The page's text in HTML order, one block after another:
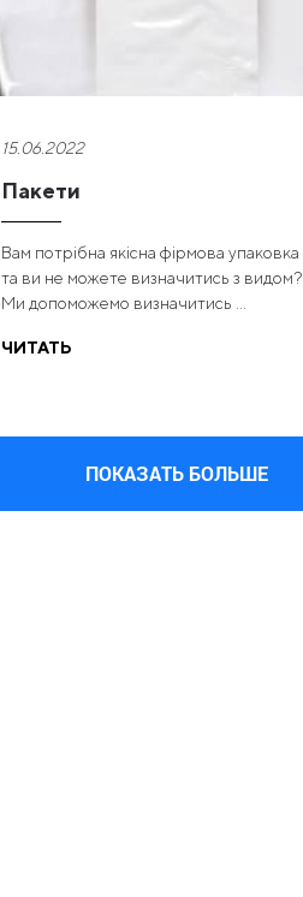
15.06.2022
Пакети
Вам потрібна якісна фірмова упаковка
та ви не можете визначитись з видом?
Ми допоможемо визначитись ...
ЧИТАТЬ
ПОКАЗАТЬ БОЛЬШЕ